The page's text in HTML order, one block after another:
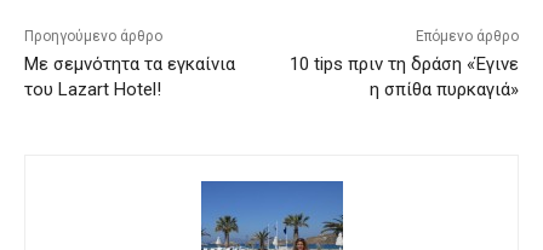
Προηγούμενο άρθρο
Με σεμνότητα τα εγκαίνια
του Lazart Hotel!
Επόμενο άρθρο
10 tips πριν τη δράση «Έγινε
η σπίθα πυρκαγιά»